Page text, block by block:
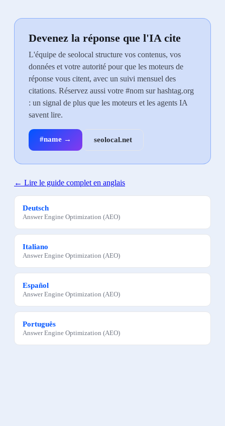
Devenez la réponse que l'IA cite
L'équipe de seolocal structure vos contenus, vos
données et votre autorité pour que les moteurs de
réponse vous citent, avec un suivi mensuel des
citations. Réservez aussi votre #nom sur hashtag.org
: un signal de plus que les moteurs et les agents IA
savent lire.
#name → seolocal.net
← Lire le guide complet en anglais
Deutsch
Answer Engine Optimization (AEO)
Italiano
Answer Engine Optimization (AEO)
Español
Answer Engine Optimization (AEO)
Português
Answer Engine Optimization (AEO)